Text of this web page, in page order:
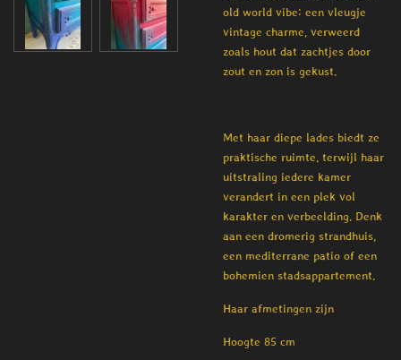
old world vibe: een vleugje
vintage charme, verweerd
zoals hout dat zachtjes door
zout en zon is gekust.
Met haar diepe lades biedt ze
praktische ruimte, terwijl haar
uitstraling iedere kamer
verandert in een plek vol
karakter en verbeelding. Denk
aan een dromerig strandhuis,
een mediterrane patio of een
bohemien stadsappartement.
Haar afmetingen zijn
Hoogte 85 cm